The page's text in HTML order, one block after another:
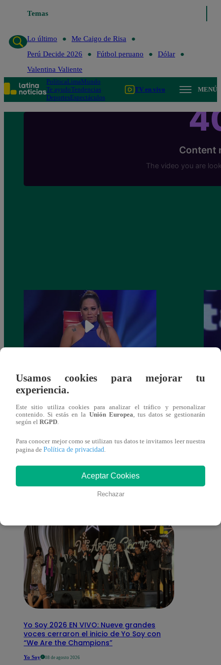
Temas
Lo último
Me Caigo de Risa
Perú Decide 2026
Fútbol peruano
Dólar
Valentina Valiente
PolíticaLimaMundo
Te ayudoTendencias
DeportesEspectáculos
TV en vivo MENÚ
Melissa Klug en EVDLV: ¿Te consideras
una buena madre?
También te puede
interesar
Yo Soy 2026 EN VIVO: Nueve grandes
voces cerraron el inicio de Yo Soy con
“We Are the Champions”
Yo Soy 08 de agosto 2026
Usamos cookies para mejorar tu
experiencia.
Este sitio utiliza cookies para analizar el tráfico y personalizar
contenido. Si estás en la Unión Europea , tus datos se gestionarán
según el RGPD
Para conocer mejor como se utilizan tus datos te invitamos leer nuestra
pagina de Política de privacidad
Aceptar Cookies
Rechazar